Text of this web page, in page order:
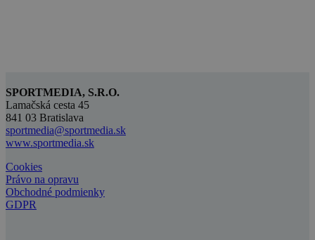
SPORTMEDIA, S.R.O.
Lamačská cesta 45
841 03 Bratislava
sportmedia@sportmedia.sk
www.sportmedia.sk
Cookies
Právo na opravu
Obchodné podmienky
GDPR